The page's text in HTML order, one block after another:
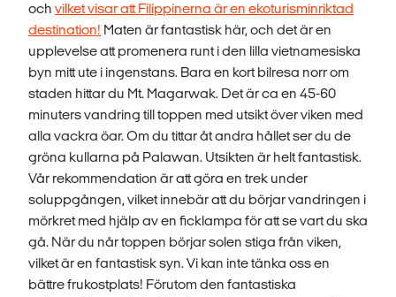
och vilket visar att Filippinerna är en ekoturisminriktad
destination! Maten är fantastisk här, och det är en
upplevelse att promenera runt i den lilla vietnamesiska
byn mitt ute i ingenstans. Bara en kort bilresa norr om
staden hittar du Mt. Magarwak. Det är ca en 45-60
minuters vandring till toppen med utsikt över viken med
alla vackra öar. Om du tittar åt andra hållet ser du de
gröna kullarna på Palawan. Utsikten är helt fantastisk.
Vår rekommendation är att göra en trek under
soluppgången, vilket innebär att du börjar vandringen i
mörkret med hjälp av en ficklampa för att se vart du ska
gå. När du når toppen börjar solen stiga från viken,
vilket är en fantastisk syn. Vi kan inte tänka oss en
bättre frukostplats! Förutom den fantastiska